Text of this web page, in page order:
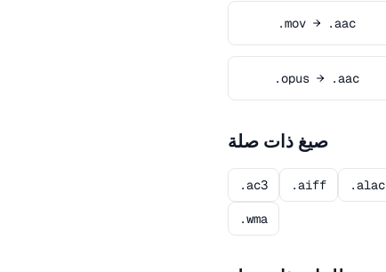
.mov → .aac
.opus → .aac
صيغ ذات صلة
.ac3 .aiff .alac
.wma